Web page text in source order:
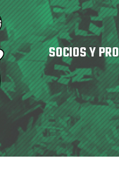
SOCIOS Y